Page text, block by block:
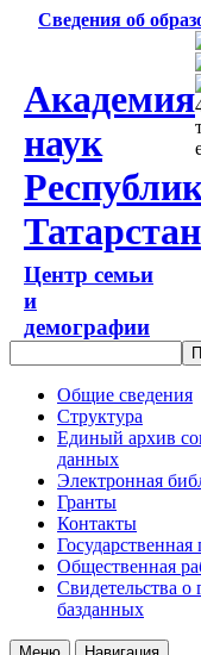
Сведения об
Академия
наук
Татарстан
Центр семьи
и
демографии
Общие сведения
Структура
Единый архив
данных
Электронная
Гранты
Контакты
Общественная
Свидетельства о
базданных